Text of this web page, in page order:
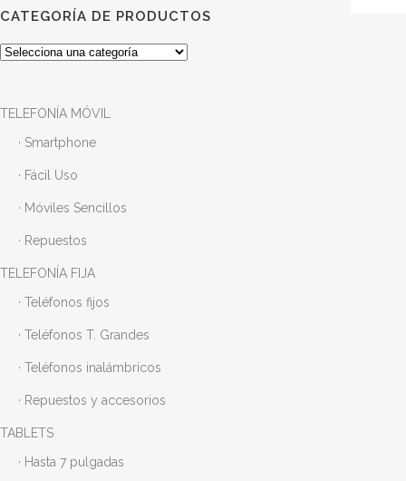
CATEGORÍA DE PRODUCTOS
TELEFONÍA MÓVIL
· Smartphone
· Fácil Uso
· Móviles Sencillos
· Repuestos
TELEFONÍA FIJA
· Teléfonos fijos
· Teléfonos T. Grandes
· Teléfonos inalámbricos
· Repuestos y accesorios
TABLETS
· Hasta 7 pulgadas